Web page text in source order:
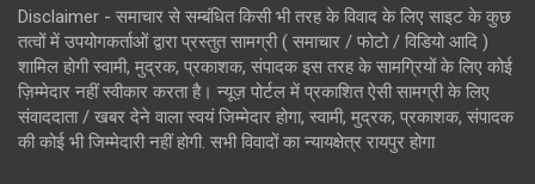
Disclaimer - समाचार से सम्बंधित किसी भी तरह के विवाद के लिए साइट के कुछ
तत्वों में उपयोगकर्ताओं द्वारा प्रस्तुत सामग्री ( समाचार / फोटो / विडियो आदि )
शामिल होगी स्वामी, मुद्रक, प्रकाशक, संपादक इस तरह के सामग्रियों के लिए कोई
ज़िम्मेदार नहीं स्वीकार करता है। न्यूज़ पोर्टल में प्रकाशित ऐसी सामग्री के लिए
संवाददाता / खबर देने वाला स्वयं जिम्मेदार होगा, स्वामी, मुद्रक, प्रकाशक, संपादक
की कोई भी जिम्मेदारी नहीं होगी. सभी विवादों का न्यायक्षेत्र रायपुर होगा